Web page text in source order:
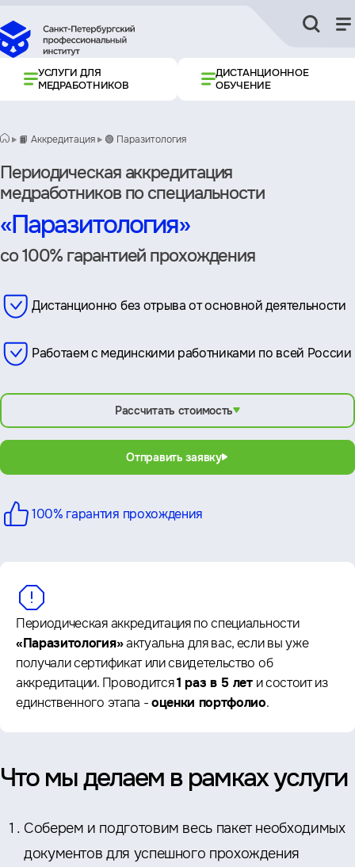
УСЛУГИ ДЛЯ
МЕДРАБОТНИКОВ
ДИСТАНЦИОННОЕ
ОБУЧЕНИЕ
📙 Аккредитация 🟢 Паразитология
Периодическая аккредитация
медработников по специальности
«Паразитология»
со 100% гарантией прохождения
Дистанционно без отрыва от основной деятельности
Работаем с мединскими работниками по всей России
Рассчитать стоимость
Отправить заявку
100% гарантия прохождения
Периодическая аккредитация по специальности
«Паразитология»актуальна для вас, если вы уже
получали сертификат или свидетельство об
аккредитации. Проводится1 раз в 5 лети состоит из
единственного этапа -оценки портфолио.
Что мы делаем в рамках услуги
Соберем и подготовим весь пакет необходимых
документов для успешного прохождения